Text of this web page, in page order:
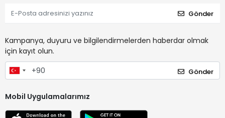
Gönder
Kampanya, duyuru ve bilgilendirmelerden haberdar olmak
için kayıt olun.
Gönder
Mobil Uygulamalarımız